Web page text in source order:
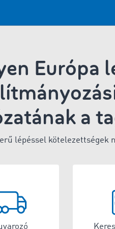
Európa
a
lépéssel kötelezettségek